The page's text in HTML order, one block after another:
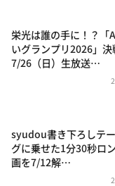
これ余談なんで
～人生密着ト
て真剣です
河合＆A.B.C-Z
（news おかえ
DAIGOも台所
栄光は誰の手に！？「
いグランプリ2026」決
7/26（日）生放送…
syudou書き下ろしテ
グに乗せた1分30秒ロ
画を7/12解…